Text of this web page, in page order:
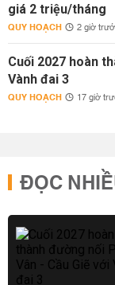
giá 2 triệu/tháng
QUY HOẠCH 2 giờ
Cuối 2027 hoàn
Vành đai 3
QUY HOẠCH 17 giờ
ĐỌC